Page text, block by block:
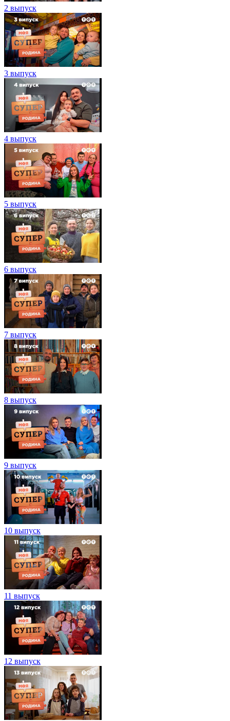
2 выпуск
3 выпуск
4 выпуск
5 выпуск
6 выпуск
7 выпуск
8 выпуск
9 выпуск
10 выпуск
11 выпуск
12 выпуск